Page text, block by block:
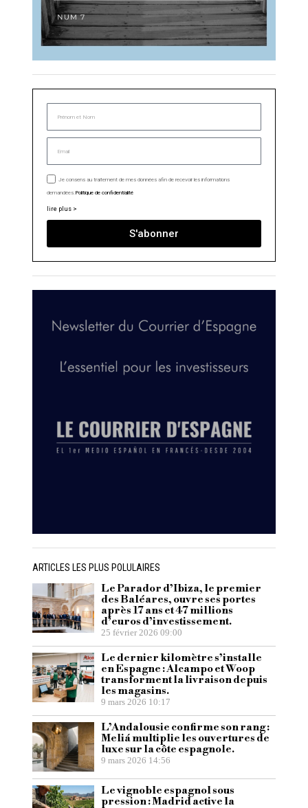
Je consens au traitement de mes données afin de recevoir les informations
demandées.Politique de confidentialité
lire plus >
S'abonner
ARTICLES LES PLUS POLULAIRES
Le Parador d’Ibiza, le premier
des Baléares, ouvre ses portes
après 17 ans et 47 millions
d’euros d’investissement.
25 février 2026 09:00
Le dernier kilomètre s’installe
en Espagne : Alcampo et Woop
transforment la livraison depuis
les magasins.
9 mars 2026 10:17
L’Andalousie confirme son rang :
Meliá multiplie les ouvertures de
luxe sur la côte espagnole.
9 mars 2026 14:56
Le vignoble espagnol sous
pression : Madrid active la